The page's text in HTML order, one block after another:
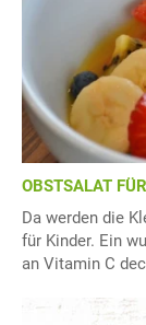
OBSTSALAT
Da werden die
für Kinder. Ein
an Vitamin C